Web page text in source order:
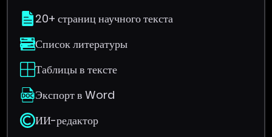
20+ страниц научного текста
Список литературы
Таблицы в тексте
Экспорт в Word
ИИ-редактор